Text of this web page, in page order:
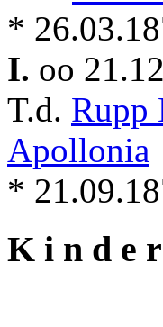
*
I. oo
T.d. Rupp
Apollonia
*
K i n d e